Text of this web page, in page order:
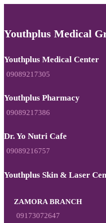
Youthplus Medical
Youthplus Medical Center
09089217305
Youthplus Pharmacy
09089217386
Dr. Yo Nutri Cafe
09089216757
Youthplus Skin & Laser
ZAMORA BRANCH
09173072647